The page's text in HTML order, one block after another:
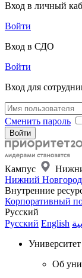
Вход в личный
Войти
Вход в СДО
Войти
Вход для
Сменить пароль
Кампус
Нижний Новгород
Внутренние
Корпоративный
Русский
Русский English
Университет
Об